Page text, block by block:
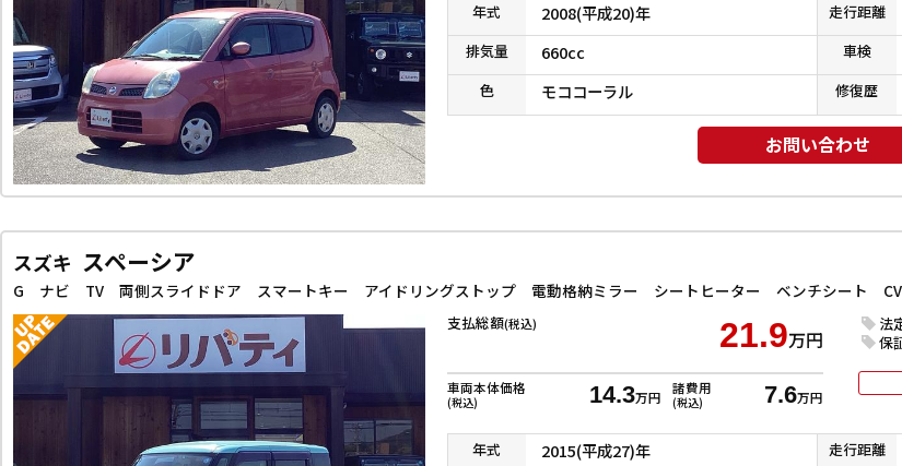
年式 2008(平成20)年 走行距離
排気量 660cc 車検
色 モココーラル 修復歴
お問い合わせ
スズキ スペーシア
G ナビ TV 両側スライドドア スマートキー アイドリングストップ 電動格納ミラー シートヒーター ベンチシート
支払総額(税込) 21.9万円
車両本体価格
(税込) 14.3万円
諸費用
(税込) 7.6万円
法
保
年式 2015(平成27)年 走行距離